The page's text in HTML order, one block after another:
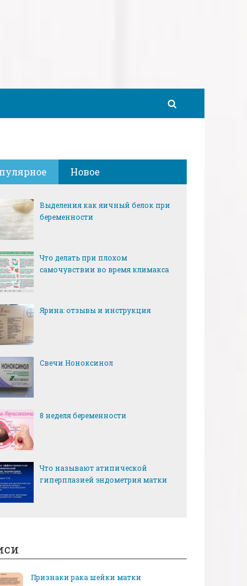
Новое
Выделения как яичный белок при
беременности
Что делать при плохом
самочувствии во время климакса
Ярина: отзывы и инструкция
Свечи Ноноксинол
8 неделя беременности
Что называют атипической
гиперплазией эндометрия матки
Признаки рака шейки матки